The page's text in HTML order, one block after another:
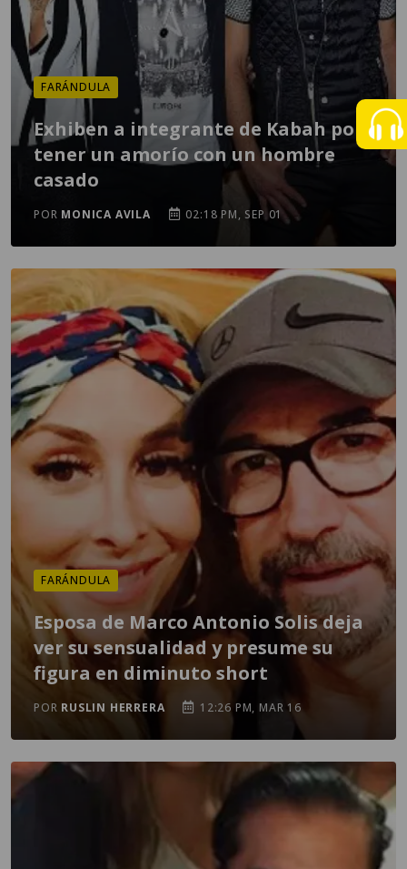
FARÁNDULA
Exhiben a integrante de Kabah por
tener un amorío con un hombre
casado
POR MONICA AVILA 02:18 PM, SEP 01
FARÁNDULA
Esposa de Marco Antonio Solis deja
ver su sensualidad y presume su
figura en diminuto short
POR RUSLIN HERRERA 12:26 PM, MAR 16